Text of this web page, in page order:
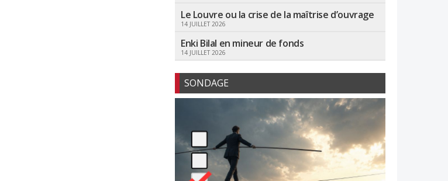
Le Louvre ou la crise de la maîtrise d’ouvrage
14 JUILLET 2026
Enki Bilal en mineur de fonds
14 JUILLET 2026
SONDAGE